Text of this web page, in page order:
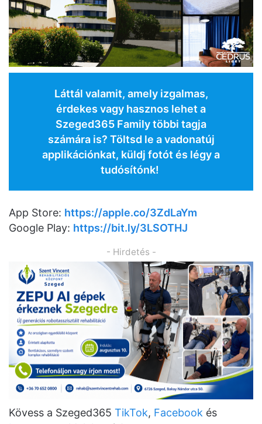
Láttál valamit, amely izgalmas,
érdekes vagy hasznos lehet a
Szeged365 Family többi tagja
számára is? Töltsd le a vadonatúj
applikációnkat, küldj fotót és légy a
tudósítónk!
App Store: https://apple.co/3ZdLaYm
Google Play: https://bit.ly/3LSOTHJ
- Hirdetés -
Kövess a Szeged365 TikTok, Facebook és